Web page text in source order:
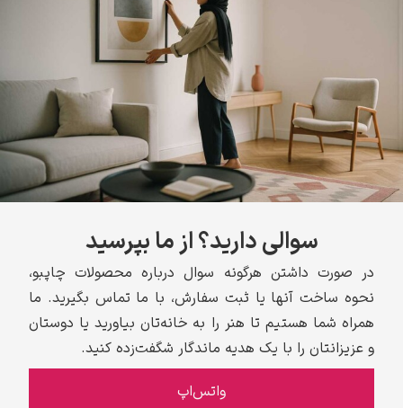
سوالی دارید؟ از ما بپرسید
در صورت داشتن هرگونه سوال درباره محصولات چاپبو،
نحوه ساخت آنها یا ثبت سفارش، با ما تماس بگیرید. ما
همراه شما هستیم تا هنر را به خانه‌تان بیاورید یا دوستان
و عزیزانتان را با یک هدیه ماندگار شگفت‌زده کنید.
واتس‌اپ